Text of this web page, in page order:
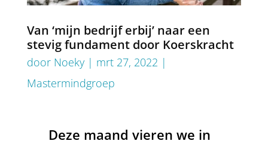
Van ‘mijn bedrijf erbij’ naar een
stevig fundament door Koerskracht
door Noeky| mrt 27, 2022 |
Mastermindgroep
Deze maand vieren we in